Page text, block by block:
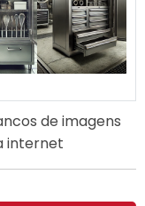
de imagens
internet